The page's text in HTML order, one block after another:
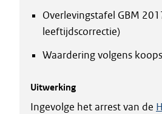
Overlevingstafel GBM
leeftijdscorrectie)
Waardering volgens
Uitwerking
Ingevolge het arrest van de